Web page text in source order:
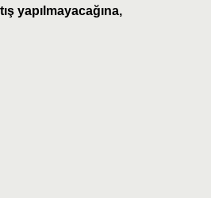
yapılmayacağına,